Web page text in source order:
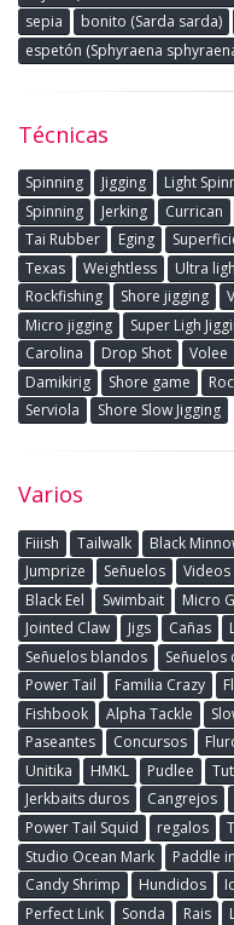
sepia
bonito (Sarda sarda)
espetón (Sphyraena
Técnicas
Spinning Jigging Light
Spinning
Jerking Currican
Tai Rubber
Eging
Texas
Weightless Ultra
Rockfishing
Shore jigging
Micro jigging
Super Ligh
Carolina
Drop Shot Volee
Damikirig
Shore game
Serviola
Shore Slow Jigging
Varios
Fiiish Tailwalk Black
Jumprize
Señuelos Videos
Black Eel
Swimbait Micro
Jointed Claw
Jigs Cañas
Señuelos blandos
Señuelos
Power Tail
Familia Crazy
Fishbook
Alpha Tackle
Paseantes
Concursos
Unitika
HMKL Pudlee
Jerkbaits duros
Cangrejos
Power Tail Squid
regalos
Studio Ocean Mark
Paddle
Candy Shrimp
Hundidos
Perfect Link
Sonda Rais